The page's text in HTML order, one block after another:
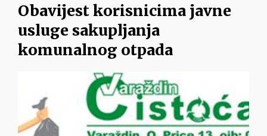
Obavijest korisnicima javne
usluge sakupljanja
komunalnog otpada